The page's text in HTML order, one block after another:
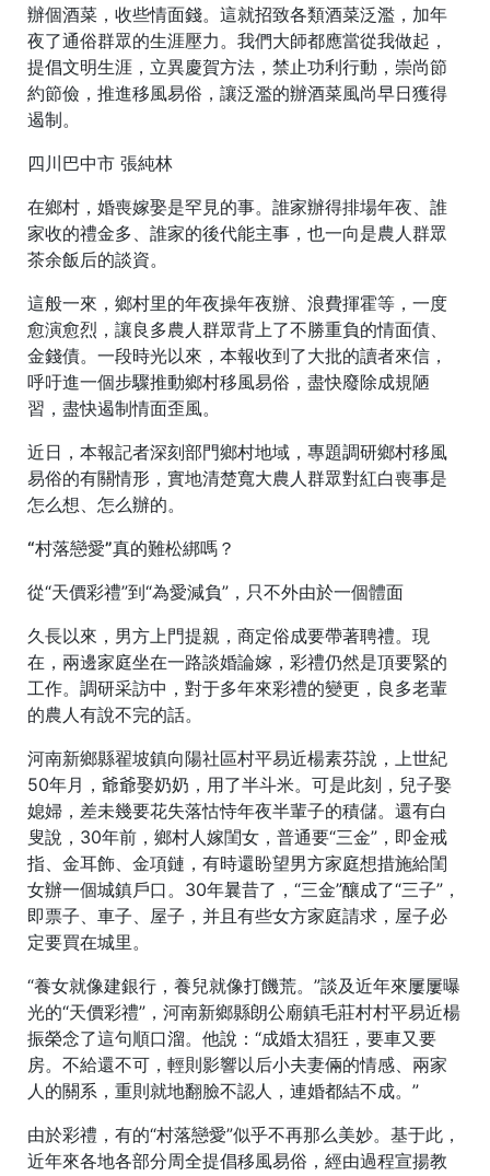
辦個酒菜，收些情面錢。這就招致各類酒菜泛濫，加年
夜了通俗群眾的生涯壓力。我們大師都應當從我做起，
提倡文明生涯，立異慶賀方法，禁止功利行動，崇尚節
約節儉，推進移風易俗，讓泛濫的辦酒菜風尚早日獲得
遏制。
四川巴中市 張純林
在鄉村，婚喪嫁娶是罕見的事。誰家辦得排場年夜、誰
家收的禮金多、誰家的後代能主事，也一向是農人群眾
茶余飯后的談資。
這般一來，鄉村里的年夜操年夜辦、浪費揮霍等，一度
愈演愈烈，讓良多農人群眾背上了不勝重負的情面債、
金錢債。一段時光以來，本報收到了大批的讀者來信，
呼吁進一個步驟推動鄉村移風易俗，盡快廢除成規陋
習，盡快遏制情面歪風。
近日，本報記者深刻部門鄉村地域，專題調研鄉村移風
易俗的有關情形，實地清楚寬大農人群眾對紅白喪事是
怎么想、怎么辦的。
“村落戀愛”真的難松綁嗎？
從“天價彩禮”到“為愛減負”，只不外由於一個體面
久長以來，男方上門提親，商定俗成要帶著聘禮。現
在，兩邊家庭坐在一路談婚論嫁，彩禮仍然是頂要緊的
工作。調研采訪中，對于多年來彩禮的變更，良多老輩
的農人有說不完的話。
河南新鄉縣翟坡鎮向陽社區村平易近楊素芬說，上世紀
50年月，爺爺娶奶奶，用了半斗米。可是此刻，兒子娶
媳婦，差未幾要花失落怙恃年夜半輩子的積儲。還有白
叟說，30年前，鄉村人嫁閨女，普通要“三金”，即金戒
指、金耳飾、金項鏈，有時還盼望男方家庭想措施給閨
女辦一個城鎮戶口。30年曩昔了，“三金”釀成了“三子”，
即票子、車子、屋子，并且有些女方家庭請求，屋子必
定要買在城里。
“養女就像建銀行，養兒就像打饑荒。”談及近年來屢屢曝
光的“天價彩禮”，河南新鄉縣朗公廟鎮毛莊村村平易近楊
振榮念了這句順口溜。他說：“成婚太猖狂，要車又要
房。不給還不可，輕則影響以后小夫妻倆的情感、兩家
人的關系，重則就地翻臉不認人，連婚都結不成。”
由於彩禮，有的“村落戀愛”似乎不再那么美妙。基于此，
近年來各地各部分周全提倡移風易俗，經由過程宣揚教